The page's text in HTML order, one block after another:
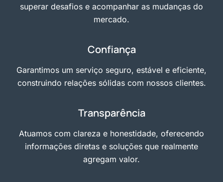
superar desafios e acompanhar as mudanças do
mercado.
Confiança
Garantimos um serviço seguro, estável e eficiente,
construindo relações sólidas com nossos clientes.
Transparência
Atuamos com clareza e honestidade, oferecendo
informações diretas e soluções que realmente
agregam valor.